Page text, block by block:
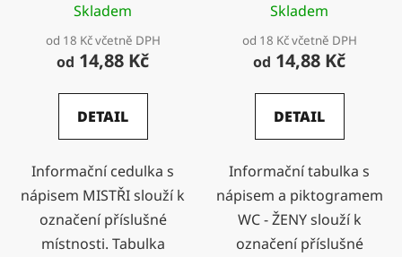
Skladem
od 18 Kč včetně DPH
od 14,88 Kč
DETAIL
Informační cedulka s
nápisem MISTŘI slouží k
označení příslušné
místnosti. Tabulka
Skladem
od 18 Kč včetně DPH
od 14,88 Kč
DETAIL
Informační tabulka s
nápisem a piktogramem
WC - ŽENY slouží k
označení příslušné